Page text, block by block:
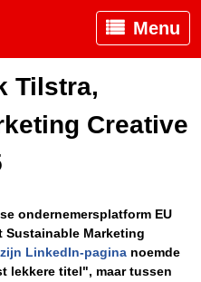
Menu
Tilstra,
Creative
ondernemersplatform EU
Sustainable Marketing
zijn LinkedIn-pagina noemde
lekkere titel", maar tussen